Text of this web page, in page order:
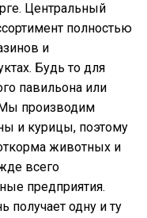
Центральный
полностью
и
Будь то для
павильона или
Мы производим
и курицы, поэтому
животных и
всего
предприятия.
одну и ту